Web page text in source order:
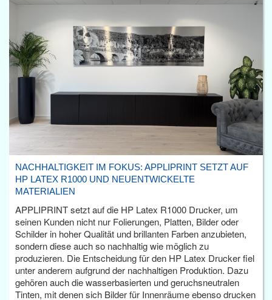
NACHHALTIGKEIT IM FOKUS: APPLIPRINT SETZT AUF
HP LATEX R1000 UND NEUENTWICKELTE
MATERIALIEN
APPLIPRINT setzt auf die HP Latex R1000 Drucker, um
seinen Kunden nicht nur Folierungen, Platten, Bilder oder
Schilder in hoher Qualität und brillanten Farben anzubieten,
sondern diese auch so nachhaltig wie möglich zu
produzieren. Die Entscheidung für den HP Latex Drucker fiel
unter anderem aufgrund der nachhaltigen Produktion. Dazu
gehören auch die wasserbasierten und geruchsneutralen
Tinten, mit denen sich Bilder für Innenräume ebenso drucken